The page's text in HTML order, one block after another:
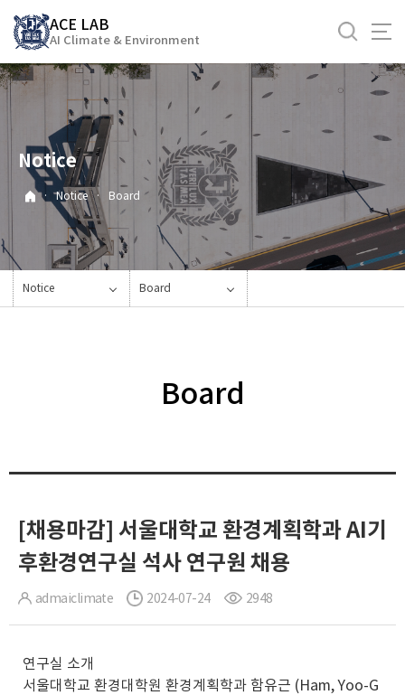
기
ACE LAB
AI Climate & Environment
Notice
· Notice · Board
Notice Board
Board
[채용마감] 서울대학교 환경계획학과 AI기
후환경연구실 석사 연구원 채용
admaiclimate 2024-07-24 2948
연구실 소개
서울대학교 환경대학원 환경계획학과 함유근 (Ham, Yoo-G